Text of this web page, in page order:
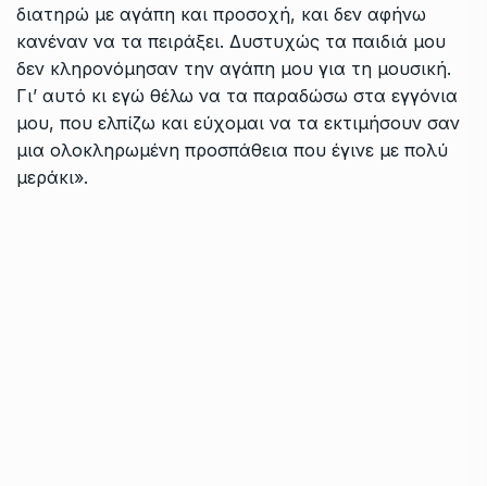
διατηρώ με αγάπη και προσοχή, και δεν αφήνω
κανέναν να τα πειράξει. Δυστυχώς τα παιδιά μου
δεν κληρονόμησαν την αγάπη μου για τη μουσική.
Γι’ αυτό κι εγώ θέλω να τα παραδώσω στα εγγόνια
μου, που ελπίζω και εύχομαι να τα εκτιμήσουν σαν
μια ολοκληρωμένη προσπάθεια που έγινε με πολύ
μεράκι».